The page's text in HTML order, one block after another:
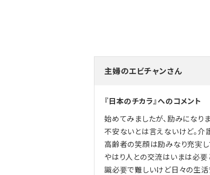
主婦のエビチャンさん
『日本のチカラ』へのコメント
始めてみましたが、励みになり
不安ないとは言えないけど。介
高齢者の笑顔は励みなり充実し
やはり人との交流はいまは必
識必要で難しいけど日々の生活